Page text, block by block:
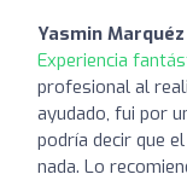
Yasmin Marquéz
Experiencia
profesional al
ayudado, fui por
podría decir que
nada. Lo